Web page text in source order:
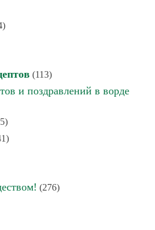
(113)
и поздравлений в ворде
(276)